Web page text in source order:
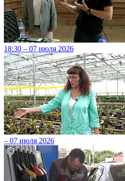
18:30 – 07 июля 2026
– 07 июля 2026